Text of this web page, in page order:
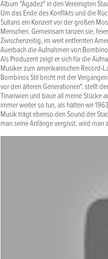
Album "Agadez" in den Vereinigten
Um das Ende des Konflikts und die
Sultans ein Konzert vor der großen
Menschen. Gemeinsam tanzen sie,
Zwischenzeitig, im weit entfernten
Auerbach die Aufnahmen von
Als Produzent zeigt er sich für die
Musiker zum amerikanischen Record-
Bombinos Stil bricht mit der
vor den älteren Generationen", stellt
Tinariwien und baue all meine Stücke
immer weiter so tun, als hätten wir
Musik trägt ebenso den Sound der
man seine Anfänge vergisst, wird man